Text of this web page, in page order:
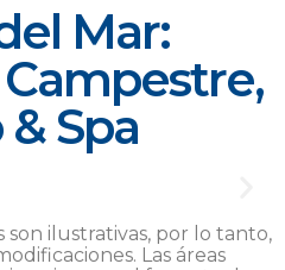
Mar:
Spa
son ilustrativas, por lo tanto,
Las áreas